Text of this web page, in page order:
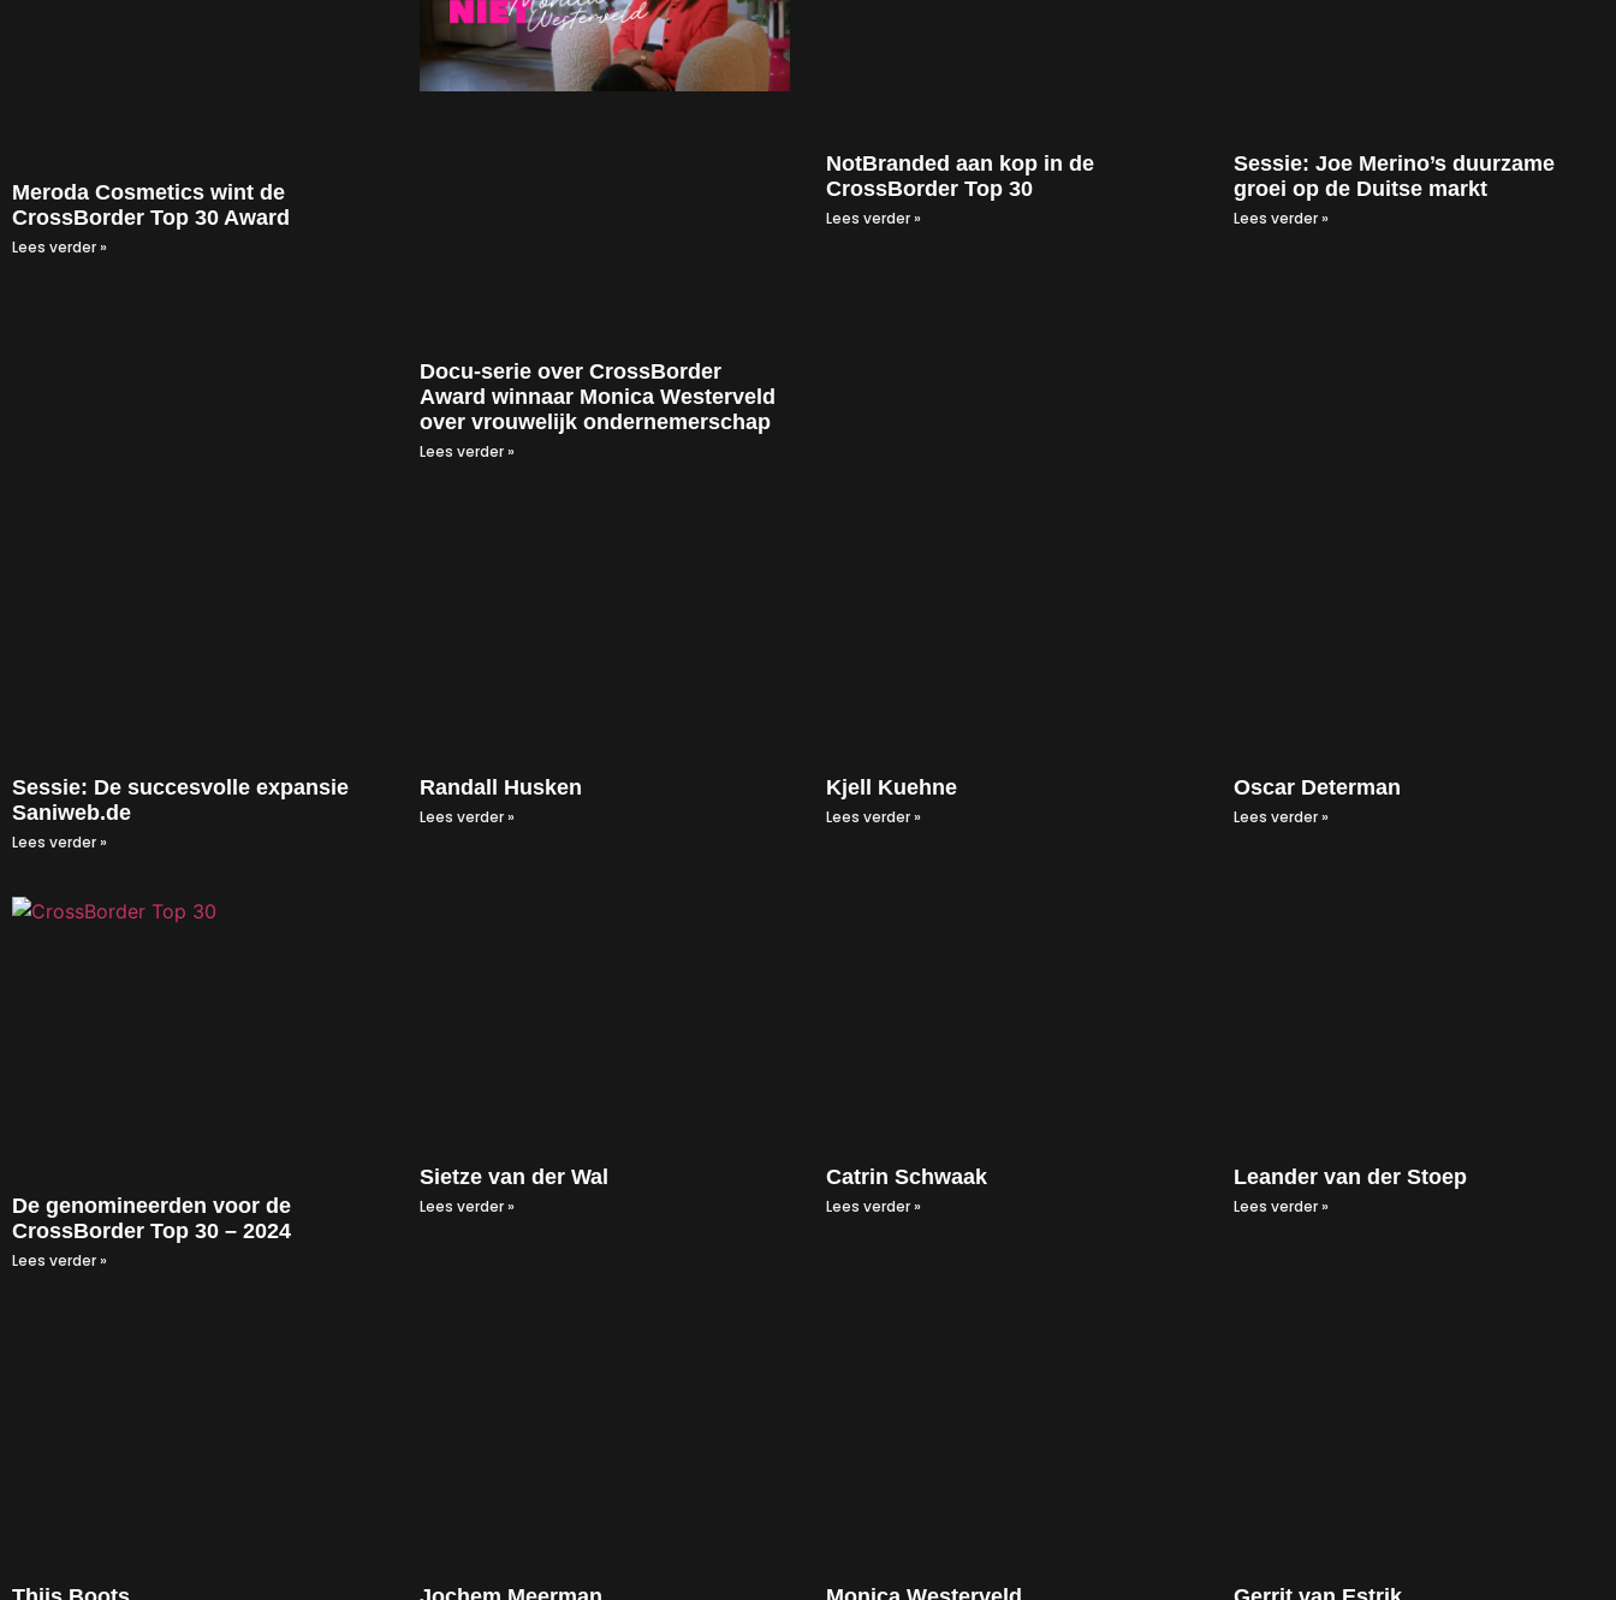
Meroda Cosmetics wint de
CrossBorder Top 30 Award
Lees verder »
Docu-serie over CrossBorder
Award winnaar Monica Westerveld
over vrouwelijk ondernemerschap
Lees verder »
NotBranded aan kop in de
CrossBorder Top 30
Lees verder »
Sessie: Joe Merino’s duurzame
groei op de Duitse markt
Lees verder »
Sessie: De succesvolle expansie
Saniweb.de
Lees verder »
Randall Husken
Lees verder »
Kjell Kuehne
Lees verder »
Oscar Determan
Lees verder »
De genomineerden voor de
CrossBorder Top 30 – 2024
Lees verder »
Sietze van der Wal
Lees verder »
Catrin Schwaak
Lees verder »
Leander van der Stoep
Lees verder »